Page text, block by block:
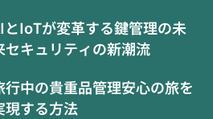
とIoTが変革する鍵管理の未
セキュリティの新潮流
行中の貴重品管理安心の旅を
現する方法